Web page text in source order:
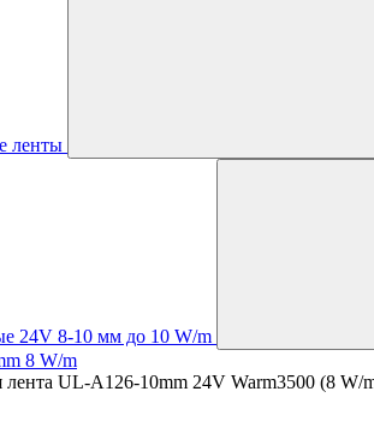
ленты
24V 8-10 мм до 10 W/m
8 W/m
лента UL-A126-10mm 24V Warm3500 (8